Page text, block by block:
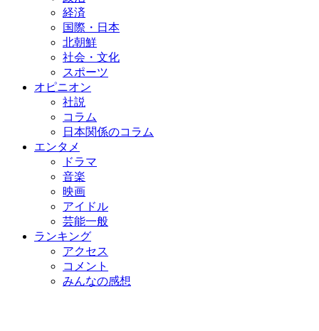
経済
国際・日本
北朝鮮
社会・文化
スポーツ
オピニオン
社説
コラム
日本関係のコラム
エンタメ
ドラマ
音楽
映画
アイドル
芸能一般
ランキング
アクセス
コメント
みんなの感想